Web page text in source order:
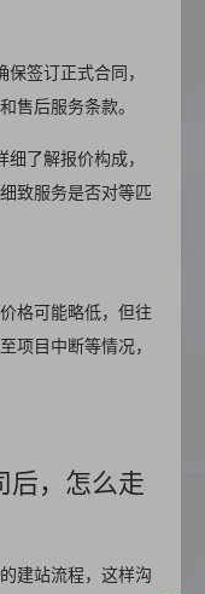
签订正式合同，
售后服务条款。
了解报价构成，
致服务是否对等匹
格可能略低，但往
项目中断等情况，
后，怎么走
建站流程，这样沟